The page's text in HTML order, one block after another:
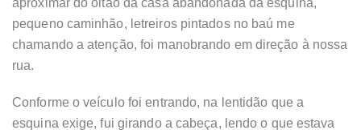
aproximar do oitão da casa abandonada da esquina,
pequeno caminhão, letreiros pintados no baú me
chamando a atenção, foi manobrando em direção à nossa
rua.
Conforme o veículo foi entrando, na lentidão que a
esquina exige, fui girando a cabeça, lendo o que estava